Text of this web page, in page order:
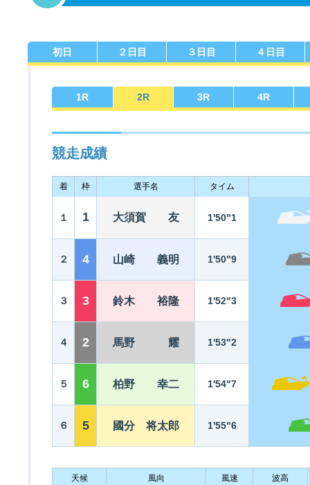
今節の進入コース別成績
今節出場選手のマル得情報
佐賀支部選手一覧 記念競走優勝選手一覧
初日 ２日目 ３日目 ４日目
1R 2R 3R 4R
競走成績
着 枠 選手名 タイム
１ 1 大須賀 友 1'50"1
２ 4 山崎 義明 1'50"9
３ 3 鈴木 裕隆 1'52"3
４ 2 馬野 耀 1'53"2
５ 6 柏野 幸二 1'54"7
６ 5 國分 将太郎 1'55"6
天候 風向 風速 波高